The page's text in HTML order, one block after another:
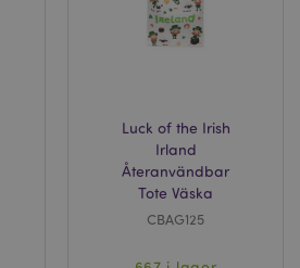
Luck of the Irish
Irland
Återanvändbar
Tote Väska
CBAG125